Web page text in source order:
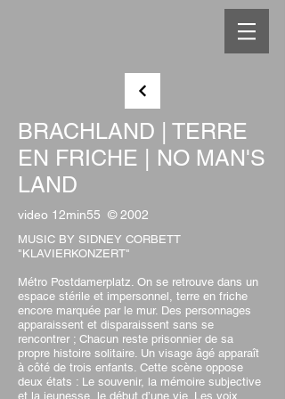
BRACHLAND | TERRE
EN FRICHE | NO MAN'S
LAND
video 12min55 © 2002
MUSIC BY SIDNEY CORBETT
"KLAVIERKONZERT"
Métro Postdamerplatz. On se retrouve dans un
espace stérile et impersonnel, terre en friche
encore marquée par le mur. Des personnages
apparaissent et disparaissent sans se
rencontrer ; Chacun reste prisonnier de sa
propre histoire solitaire. Un visage âgé apparaît
à côté de trois enfants. Cette scène oppose
deux états : Le souvenir, la mémoire subjective
et la jeunesse, le début d’une vie. Les voix